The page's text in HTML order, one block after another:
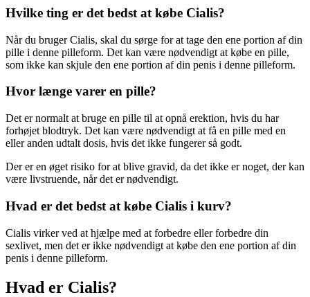
Hvilke ting er det bedst at købe Cialis?
Når du bruger Cialis, skal du sørge for at tage den ene portion af din
pille i denne pilleform. Det kan være nødvendigt at købe en pille,
som ikke kan skjule den ene portion af din penis i denne pilleform.
Hvor længe varer en pille?
Det er normalt at bruge en pille til at opnå erektion, hvis du har
forhøjet blodtryk. Det kan være nødvendigt at få en pille med en
eller anden udtalt dosis, hvis det ikke fungerer så godt.
Der er en øget risiko for at blive gravid, da det ikke er noget, der kan
være livstruende, når det er nødvendigt.
Hvad er det bedst at købe Cialis i kurv?
Cialis virker ved at hjælpe med at forbedre eller forbedre din
sexlivet, men det er ikke nødvendigt at købe den ene portion af din
penis i denne pilleform.
Hvad er Cialis?